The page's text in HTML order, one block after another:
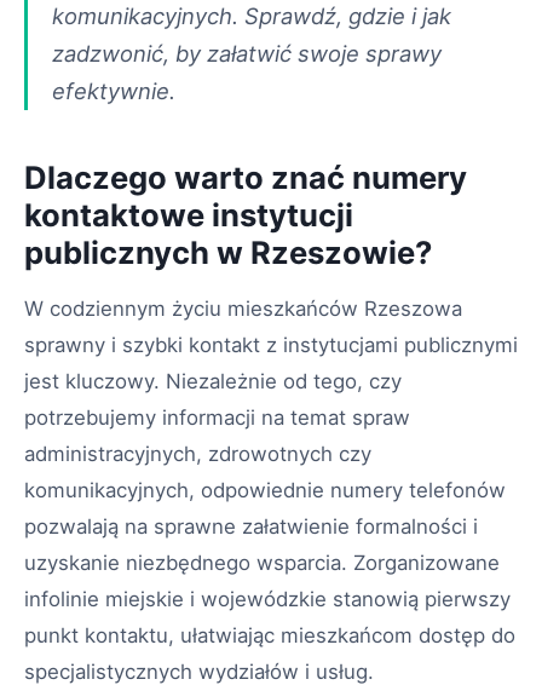
komunikacyjnych. Sprawdź, gdzie i jak
zadzwonić, by załatwić swoje sprawy
efektywnie.
Dlaczego warto znać numery
kontaktowe instytucji
publicznych w Rzeszowie?
W codziennym życiu mieszkańców Rzeszowa
sprawny i szybki kontakt z instytucjami publicznymi
jest kluczowy. Niezależnie od tego, czy
potrzebujemy informacji na temat spraw
administracyjnych, zdrowotnych czy
komunikacyjnych, odpowiednie numery telefonów
pozwalają na sprawne załatwienie formalności i
uzyskanie niezbędnego wsparcia. Zorganizowane
infolinie miejskie i wojewódzkie stanowią pierwszy
punkt kontaktu, ułatwiając mieszkańcom dostęp do
specjalistycznych wydziałów i usług.